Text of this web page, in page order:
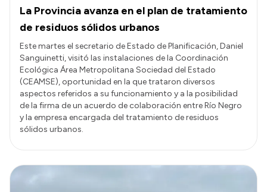
La Provincia avanza en el plan de tratamiento
de residuos sólidos urbanos
Este martes el secretario de Estado de Planificación, Daniel
Sanguinetti, visitó las instalaciones de la Coordinación
Ecológica Área Metropolitana Sociedad del Estado
(CEAMSE), oportunidad en la que trataron diversos
aspectos referidos a su funcionamiento y a la posibilidad
de la firma de un acuerdo de colaboración entre Río Negro
y la empresa encargada del tratamiento de residuos
sólidos urbanos.